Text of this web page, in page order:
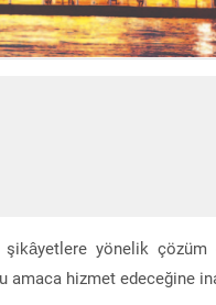
şikâyetlere yönelik
amaca hizmet edeceğine